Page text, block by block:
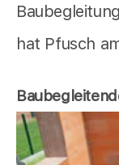
hat Pfusch